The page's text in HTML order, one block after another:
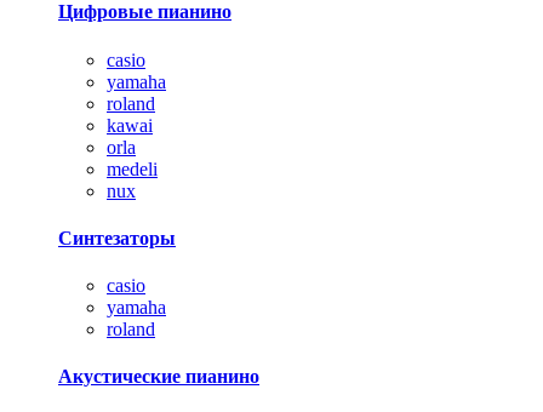
Цифровые пианино
casio
yamaha
roland
kawai
orla
medeli
nux
Синтезаторы
casio
yamaha
roland
Акустические пианино